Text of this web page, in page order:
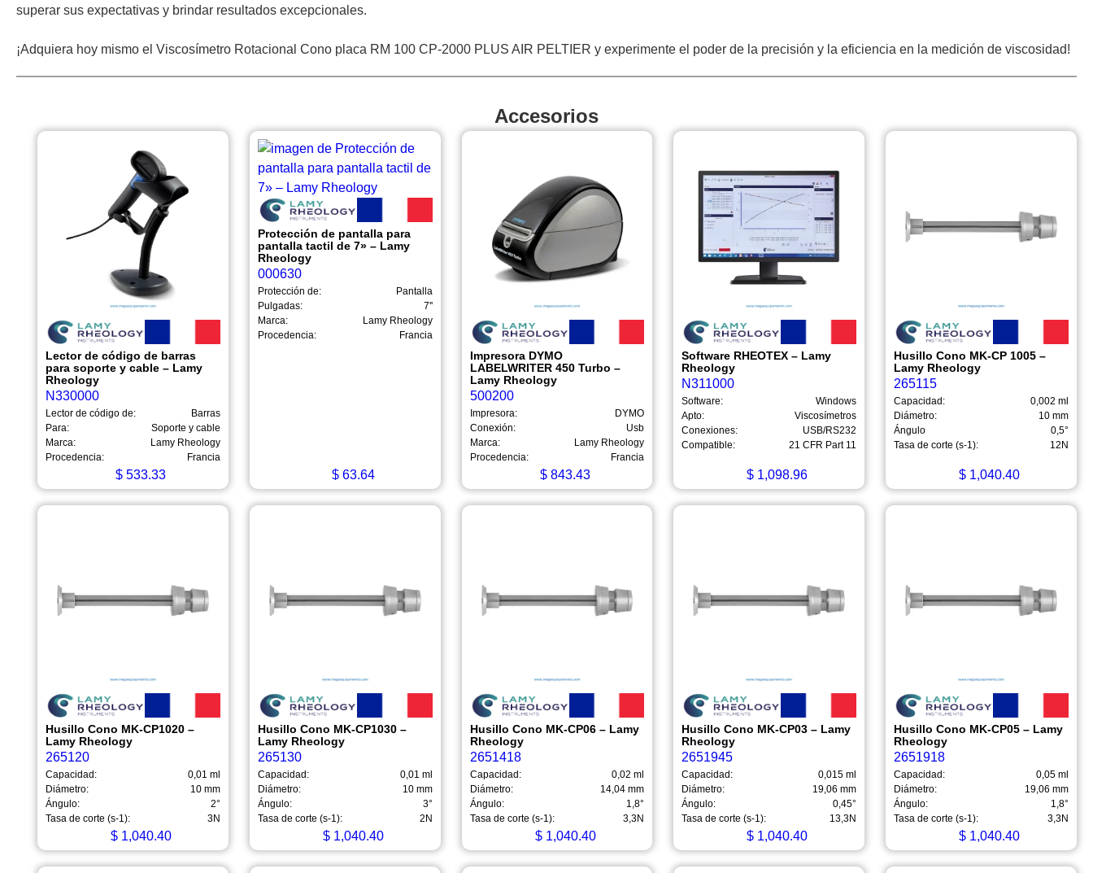
superar sus expectativas y brindar resultados excepcionales.
¡Adquiera hoy mismo el Viscosímetro Rotacional Cono placa RM 100 CP-2000 PLUS AIR PELTIER y experimente el poder de la precisión y la eficiencia en la medición de viscosidad!
Accesorios
Lector de código de barras
para soporte y cable – Lamy
Rheology
N330000
Lector de código de:
Barras
Para:
Soporte y cable
Marca:
Lamy Rheology
Procedencia:
Francia
$ 533.33
Protección de pantalla para
pantalla tactil de 7» – Lamy
Rheology
000630
Protección de:
Pantalla
Pulgadas:
7''
Marca:
Lamy Rheology
Procedencia:
Francia
$63.64
Impresora DYMO
LABELWRITER 450 Turbo –
Lamy Rheology
500200
Impresora:
DYMO
Conexión:
Usb
Marca:
Lamy Rheology
Procedencia:
Francia
$ 843.43
Software RHEOTEX – Lamy
Rheology
N311000
Software:
Windows
Apto:
Viscosímetros
Conexiones:
USB/RS232
Compatible:
21 CFR Part 11
$ 1,098.96
Husillo Cono MK-CP 1005 –
Lamy Rheology
265115
Capacidad:
0,002 ml
Diámetro:
10 mm
Ángulo
0,5°
Tasa de corte (s-1):
12N
$ 1,040.40
Husillo Cono MK-CP1020 –
Lamy Rheology
265120
Capacidad:
0,01 ml
Diámetro:
10 mm
Ángulo:
2°
Tasa de corte (s-1):
3N
$1,040.40
Husillo Cono MK-CP1030 –
Lamy Rheology
265130
Capacidad:
0,01 ml
Diámetro:
10 mm
Ángulo:
3°
Tasa de corte (s-1):
2N
$1,040.40
Husillo Cono MK-CP06 – Lamy
Rheology
2651418
Capacidad:
0,02 ml
Diámetro:
14,04 mm
Ángulo:
1,8°
Tasa de corte (s-1):
3,3N
$1,040.40
Husillo Cono MK-CP03 – Lamy
Rheology
2651945
Capacidad:
0,015 ml
Diámetro:
19,06 mm
Ángulo:
0,45°
Tasa de corte (s-1):
13,3N
$ 1,040.40
Husillo Cono MK-CP05 – Lamy
Rheology
2651918
Capacidad:
0,05 ml
Diámetro:
19,06 mm
Ángulo:
1,8°
Tasa de corte (s-1):
3,3N
$ 1,040.40